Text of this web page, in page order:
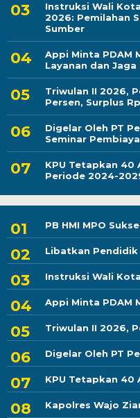
Instruksi Wali
2026: Pemilahan
Sumber
Appi Minta PDAM
Layanan dan
Triwulan II 2026,
Persen, Surplus
Digelar Oleh PT
Seminar
KPU Tetapkan 40
Periode 2024-
PB HMI MPO
Libatkan Pendidik
Instruksi Wali
Appi Minta PDAM
Triwulan II 2026,
Digelar Oleh PT
KPU Tetapkan 40
Kapolres Wajo